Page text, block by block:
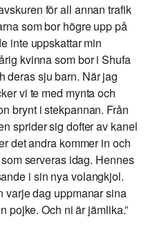
för all annan trafik
som bor högre upp på
inte uppskattar min
kvinna som bor i Shufa
deras sju barn. När jag
vi te med mynta och
brynt i stekpannan. Från
sprider sig dofter av kanel
det andra kommer in och
serveras idag. Hennes
i sin nya volangkjol.
varje dag uppmanar sina
pojke. Och ni är jämlika.”